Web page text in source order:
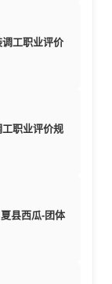
工职业评价
职业评价规
县西瓜-团体